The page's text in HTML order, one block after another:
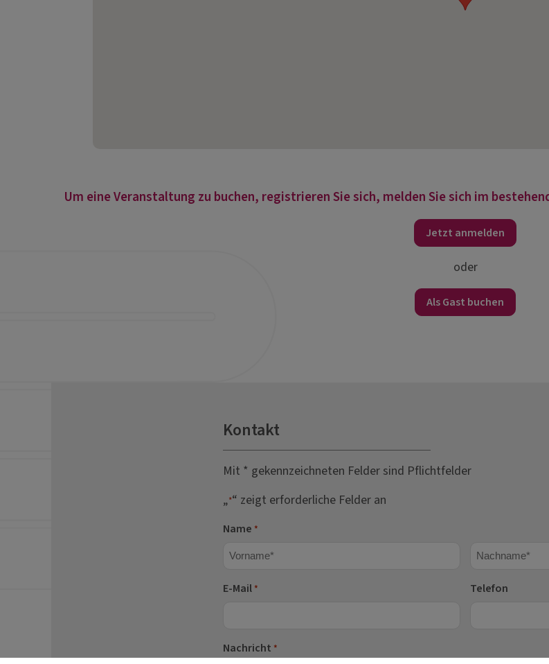
Um eine Veranstaltung zu buchen, registrieren Sie sich, melden Sie sich im
Jetzt anmelden
oder
Als Gast buchen
Kontakt
Mit * gekennzeichneten Felder sind Pflichtfelder
„*“ zeigt erforderliche Felder an
Name *
E-Mail * Telefon
Nachricht *